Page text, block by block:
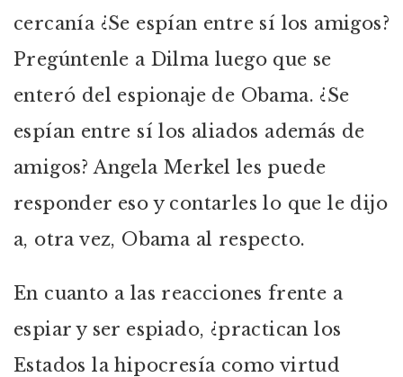
cercanía ¿Se espían entre sí los amigos?
Pregúntenle a Dilma luego que se
enteró del espionaje de Obama. ¿Se
espían entre sí los aliados además de
amigos? Angela Merkel les puede
responder eso y contarles lo que le dijo
a, otra vez, Obama al respecto.
En cuanto a las reacciones frente a
espiar y ser espiado, ¿practican los
Estados la hipocresía como virtud